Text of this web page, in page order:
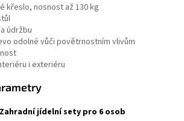
křeslo, nosnost až 130 kg
údržbu
odolné vůči povětrnostním vlivům
i exteriéru
Zahradní jídelní sety pro 6 osob